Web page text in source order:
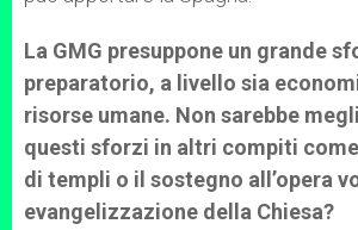
La GMG presuppone un grande
preparatorio, a livello sia
risorse umane. Non sarebbe
questi sforzi in altri compiti
di templi o il sostegno all’opera
evangelizzazione della Chiesa?